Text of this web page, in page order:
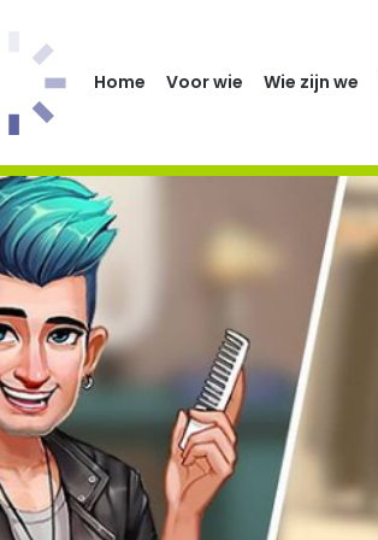
Home Voor wie Wie zijn we